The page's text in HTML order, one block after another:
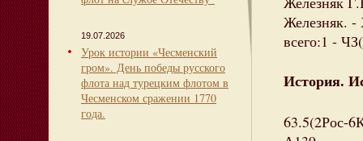
19.07.2026
Урок истории «Чесменский
гром». День победы русского
флота над турецким флотом в
Чесменском сражении 1770
года.
Железняк. -
всего:1 -
История.
63.5(2Рос-